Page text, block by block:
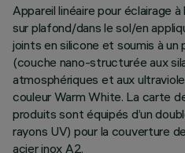
Appareil linéaire pour éclairage
sur plafond/dans le sol/en
joints en silicone et soumis à
(couche nano-structurée aux
atmosphériques et aux
couleur Warm White. La carte
produits sont équipés d’un
rayons UV) pour la couverture
acier inox A2.